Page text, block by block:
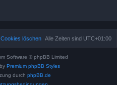
Alle Zeiten sind UTC+01:00
Cookies löschen
Software © phpBB Limited
Premium phpBB Styles
durch phpBB.de